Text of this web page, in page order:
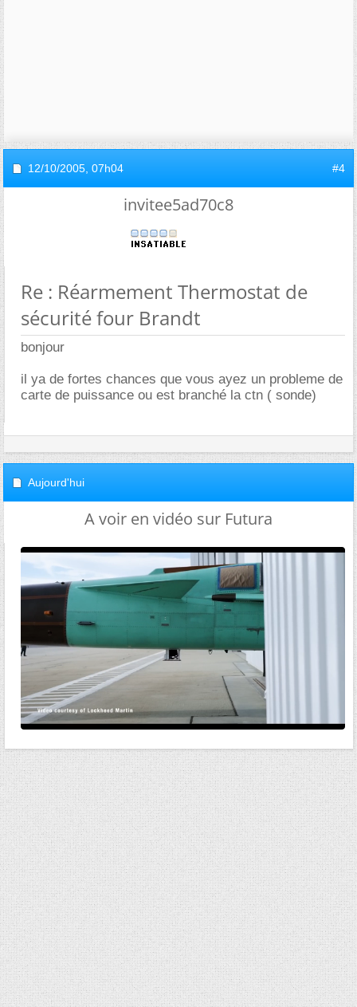
12/10/2005, 07h04 #4
invitee5ad70c8
Re : Réarmement Thermostat de
sécurité four Brandt
bonjour
il ya de fortes chances que vous ayez un probleme de
carte de puissance ou est branché la ctn ( sonde)
Aujourd'hui
A voir en vidéo sur Futura